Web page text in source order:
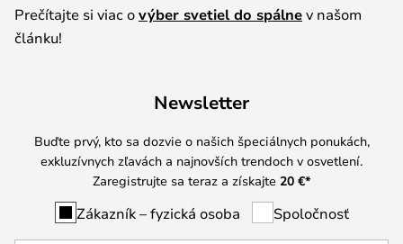
Prečítajte si viac ovýber svetiel do spálnev našom
článku!
Newsletter
Buďte prvý, kto sa dozvie o našich špeciálnych ponukách,
exkluzívnych zľavách a najnovších trendoch v osvetlení.
Zaregistrujte sa teraz a získajte 20 €*
Zákazník – fyzická osoba Spoločnosť